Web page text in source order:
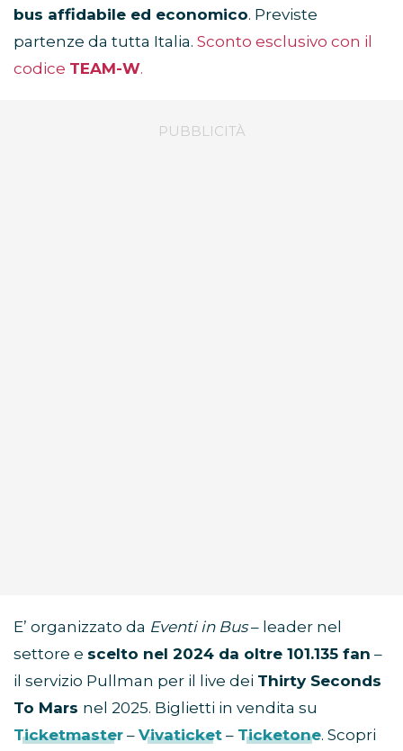
bus affidabile ed economico. Previste
partenze da tutta Italia. Sconto esclusivo con il
codice TEAM-W.
E’ organizzato da Eventi in Bus– leader nel
settore e scelto nel 2024 da oltre 101.135 fan –
il servizio Pullman per il live dei Thirty Seconds
To Mars nel 2025. Biglietti in vendita su
Ticketmaster – Vivaticket – Ticketone. Scopri